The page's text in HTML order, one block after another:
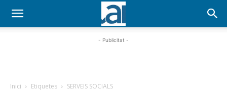
- Publicitat -
Inici Etiquetes SERVEIS SOCIALS